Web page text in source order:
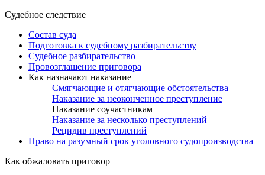
Судебное следствие
Состав суда
Подготовка к судебному разбирательству
Судебное разбирательство
Провозглашение приговора
Как назначают наказание
Смягчающие и отягчающие обстоятельства
Наказание за неоконченное преступление
Наказание соучастникам
Наказание за несколько преступлений
Рецидив преступлений
Право на разумный срок уголовного судопроизводства
Как обжаловать приговор